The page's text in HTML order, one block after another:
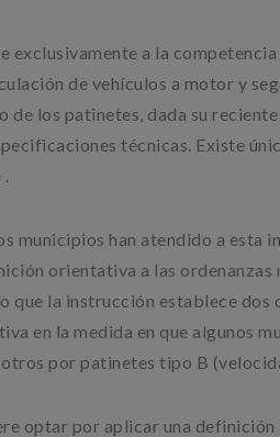
a la
de vehículos a motor y
los patinetes, dada su
técnicas. Existe
.
municipios han atendido a esta
orientativa a las
que la instrucción establece
en la medida en que algunos
por patinetes tipo B
optar por aplicar una